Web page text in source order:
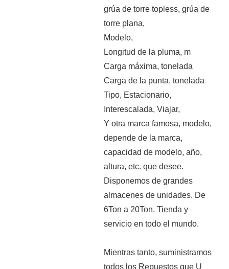
grúa de torre topless, grúa de
torre plana,
Modelo,
Longitud de la pluma, m
Carga máxima, tonelada
Carga de la punta, tonelada
Tipo, Estacionario,
Interescalada, Viajar,
Y otra marca famosa, modelo,
depende de la marca,
capacidad de modelo, año,
altura, etc. que desee.
Disponemos de grandes
almacenes de unidades. De
6Ton a 20Ton. Tienda y
servicio en todo el mundo.
Mientras tanto, suministramos
todos los Repuestos que U